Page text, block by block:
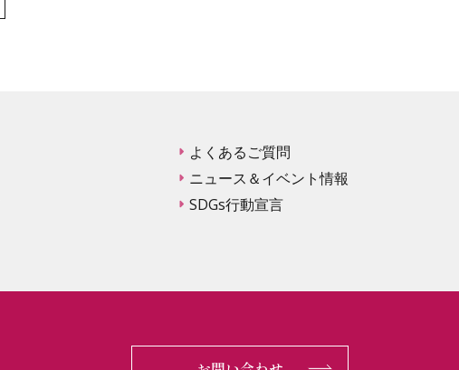
よくあるご質問
ニュース＆イベント情報
SDGs行動宣言